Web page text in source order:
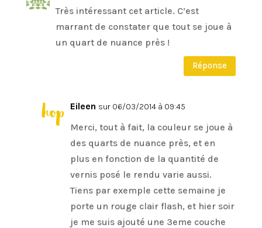
Très intéressant cet article. C’est
marrant de constater que tout se joue à
un quart de nuance près !
Réponse
Eileen sur 06/03/2014 à 09:45
Merci, tout à fait, la couleur se joue à
des quarts de nuance près, et en
plus en fonction de la quantité de
vernis posé le rendu varie aussi.
Tiens par exemple cette semaine je
porte un rouge clair flash, et hier soir
je me suis ajouté une 3eme couche